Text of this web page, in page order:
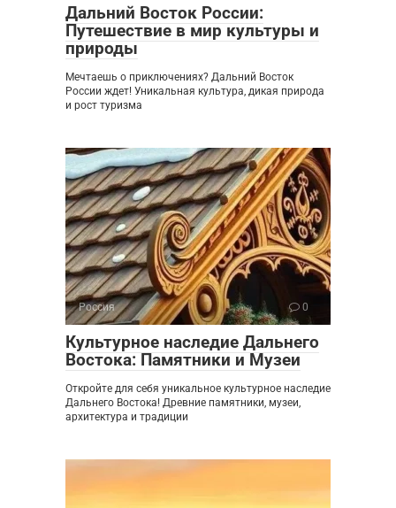
Дальний Восток России:
Путешествие в мир культуры и
природы
Мечтаешь о приключениях? Дальний Восток
России ждет! Уникальная культура, дикая природа
и рост туризма
Россия 0
Культурное наследие Дальнего
Востока: Памятники и Музеи
Откройте для себя уникальное культурное наследие
Дальнего Востока! Древние памятники, музеи,
архитектура и традиции